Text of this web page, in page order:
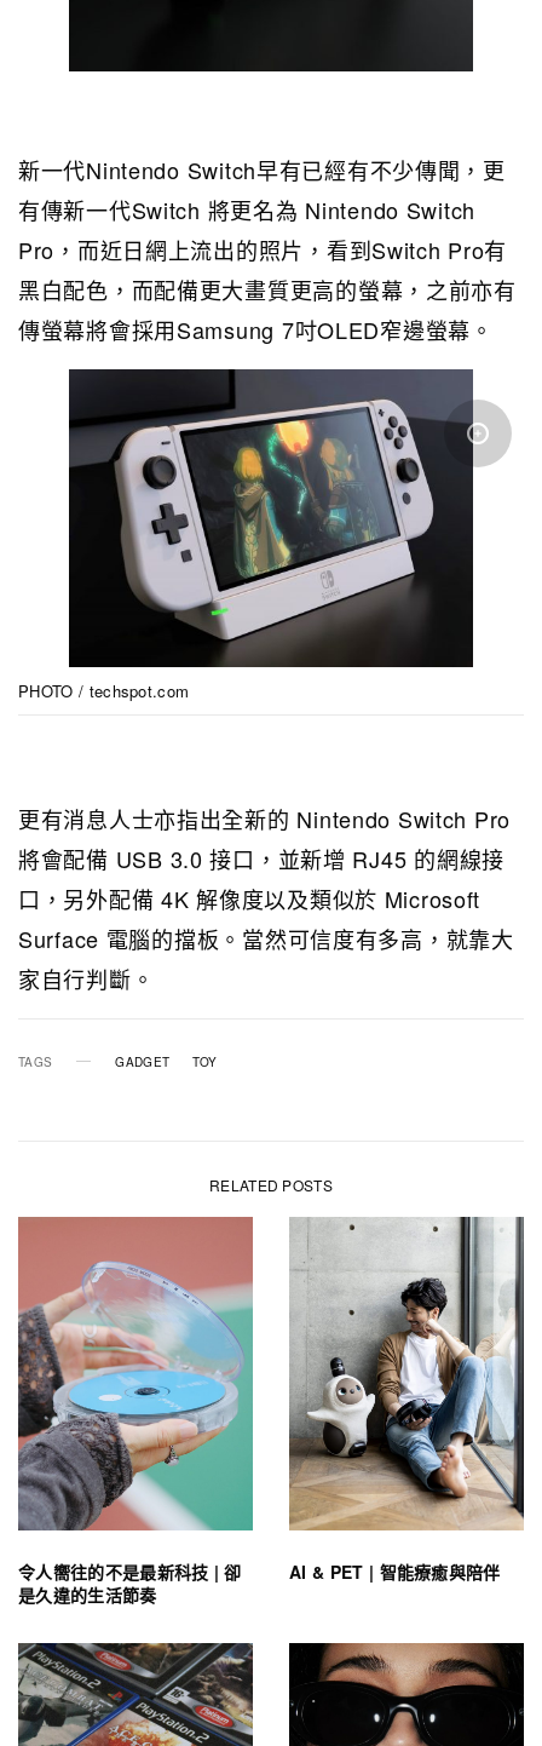
新一代Nintendo Switch早有已經有不少傳聞，更
有傳新一代Switch 將更名為 Nintendo Switch
Pro，而近日網上流出的照片，看到Switch Pro有
黑白配色，而配備更大畫質更高的螢幕，之前亦有
傳螢幕將會採用Samsung 7吋OLED窄邊螢幕。
PHOTO / techspot.com
更有消息人士亦指出全新的 Nintendo Switch Pro
將會配備 USB 3.0 接口，並新增 RJ45 的網線接
口，另外配備 4K 解像度以及類似於 Microsoft
Surface 電腦的擋板。當然可信度有多高，就靠大
家自行判斷。
TAGS GADGET TOY
RELATED POSTS
令人嚮往的不是最新科技 | 卻
是久違的生活節奏
AI & PET | 智能療癒與陪伴